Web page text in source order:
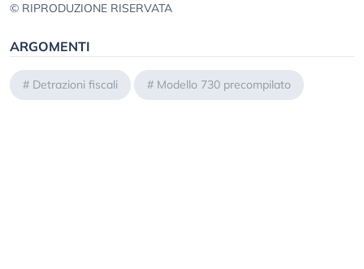
© RIPRODUZIONE RISERVATA
ARGOMENTI
# Detrazioni fiscali # Modello 730 precompilato